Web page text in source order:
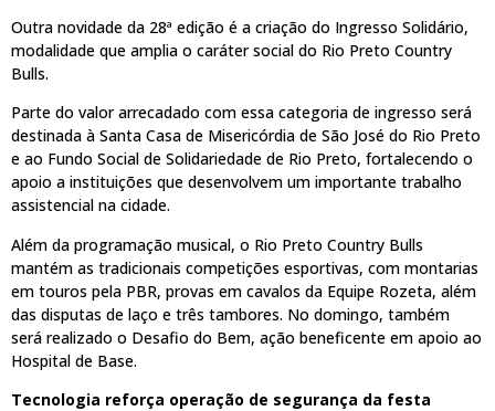
Outra novidade da 28ª edição é a criação do Ingresso Solidário,
modalidade que amplia o caráter social do Rio Preto Country
Bulls.
Parte do valor arrecadado com essa categoria de ingresso será
destinada à Santa Casa de Misericórdia de São José do Rio Preto
e ao Fundo Social de Solidariedade de Rio Preto, fortalecendo o
apoio a instituições que desenvolvem um importante trabalho
assistencial na cidade.
Além da programação musical, o Rio Preto Country Bulls
mantém as tradicionais competições esportivas, com montarias
em touros pela PBR, provas em cavalos da Equipe Rozeta, além
das disputas de laço e três tambores. No domingo, também
será realizado o Desafio do Bem, ação beneficente em apoio ao
Hospital de Base.
Tecnologia reforça operação de segurança da festa